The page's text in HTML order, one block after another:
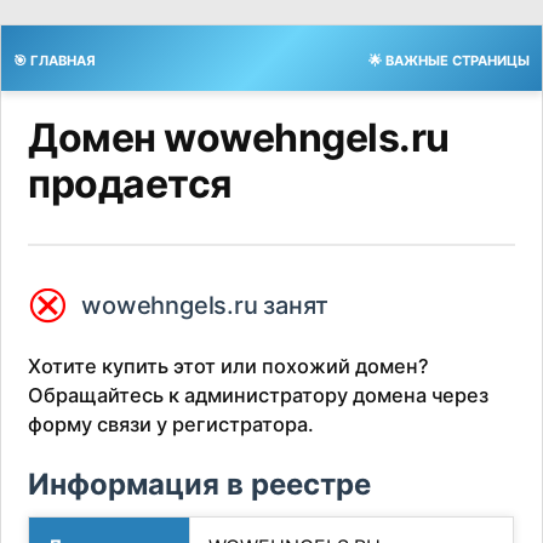
🎯 ГЛАВНАЯ 🌟 ВАЖНЫЕ СТРАНИЦЫ
Домен wowehngels.ru
продается
⮿ wowehngels.ru занят
Хотите купить этот или похожий домен?
Обращайтесь к администратору домена через
форму связи у регистратора.
Информация в реестре